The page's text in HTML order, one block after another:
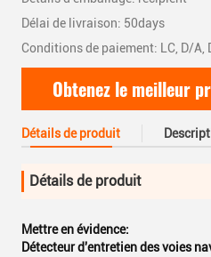
Délai de livraison: 50days
Conditions de paiement: LC, D/A,
Obtenez le meilleur
Détails de produit
Détails de produit
Mettre en évidence:
Détecteur d'entretien des voies